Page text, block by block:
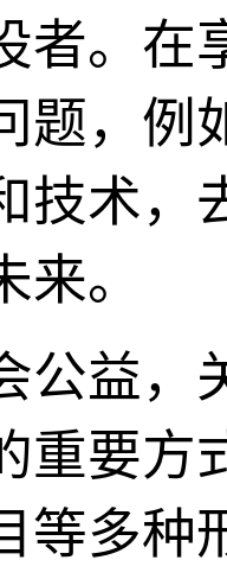
者。在
题，例
技术，
。
公益，
重要方
等多种